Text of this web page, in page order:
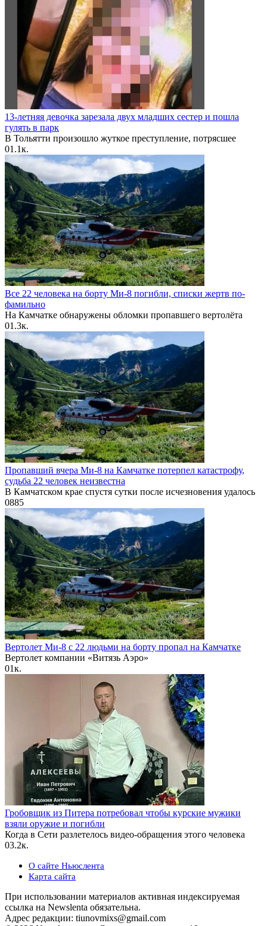
13-летняя девочка зарезала двух младших сестер и пошла
гулять в парк
В Тольятти произошло жуткое преступление, потрясшее
01.1к.
Все 22 человека на борту Ми-8 погибли, списки жертв по-
фамильно
На Камчатке обнаружены обломки пропавшего вертолёта
01.3к.
Пропавший вчера Ми-8 на Камчатке потерпел катастрофу,
судьба 22 человек неизвестна
В Камчатском крае спустя сутки после исчезновения удалось
0885
Вертолет Ми-8 с 22 людьми на борту пропал на Камчатке
Вертолет компании «Витязь Аэро»
01к.
Гробовщик из Питера потребовал чтобы курские мужики
взяли оружие и погибли
Когда в Сети разлетелось видео-обращения этого человека
03.2к.
О сайте Ньюслента
Карта сайта
При использовании материалов активная индексируемая
ссылка на Newslenta обязательна.
Адрес редакции: tiunovmixs@gmail.com